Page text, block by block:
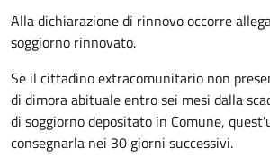
Alla dichiarazione di rinnovo occorre
soggiorno rinnovato.
Se il cittadino extracomunitario non
di dimora abituale entro sei mesi dalla
di soggiorno depositato in Comune,
consegnarla nei 30 giorni successivi.